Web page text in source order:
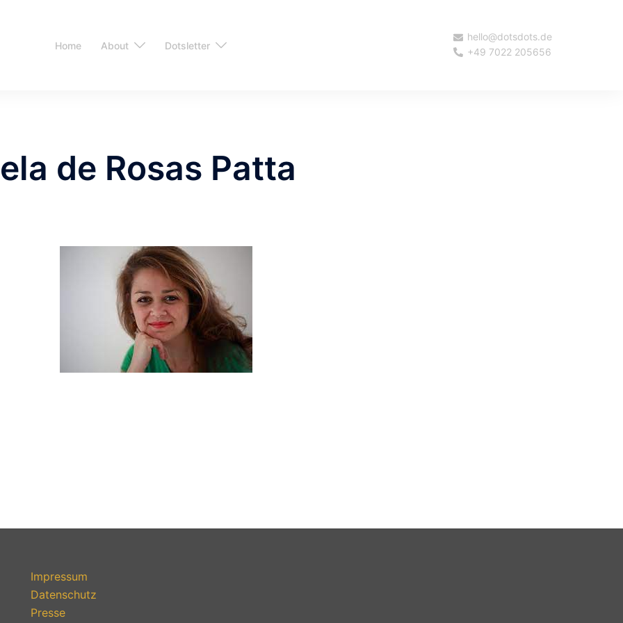
Home About Dotsletter
hello@dotsdots.de
+49 7022 205656
de Rosas Patta
Impressum
Datenschutz
Presse